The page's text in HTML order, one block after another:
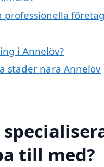
företag
i Annelöv?
städer nära Annelöv
till med?